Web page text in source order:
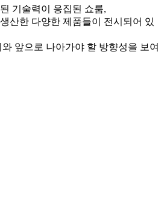
기술력이 응집된 쇼룸,
산한 다양한 제품들이 전시되어 있
앞으로 나아가야 할 방향성을 보여